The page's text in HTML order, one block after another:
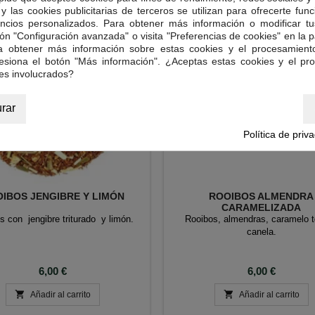
JENGIBRE Y LIMÓN
con jengibre triturado y limón.
Precio
6,00 €
 Añadir al carrito
ROOIBOS ALMENDRA
CARAMELIZADA
Rooibos, almendras, caramelo
canela.
Precio
6,00 €
 Añadir al carrito
las cookies publicitarias de terceros se utilizan para ofrecerte
personalizados. Para obtener más información o modificar
"Configuración avanzada" o visita "Preferencias de cookies" en la
obtener más información sobre estas cookies y el
el botón "Más información". ¿Aceptas estas cookies y el
involucrados?
Política de